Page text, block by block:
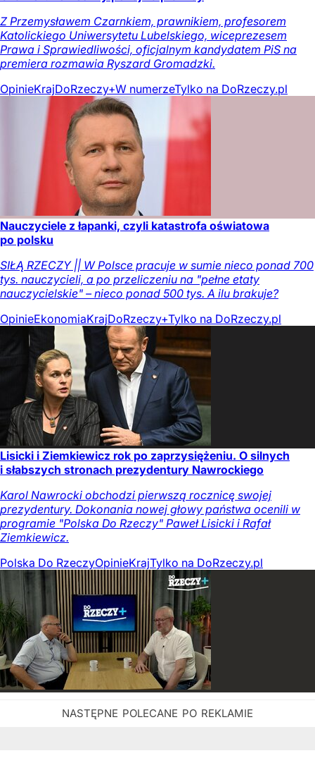
Z Przemysławem Czarnkiem, prawnikiem, profesorem
Katolickiego Uniwersytetu Lubelskiego, wiceprezesem
Prawa i Sprawiedliwości, oficjalnym kandydatem PiS na
premiera rozmawia Ryszard Gromadzki.
OpinieKrajDoRzeczy+W numerzeTylko na DoRzeczy.pl
Nauczyciele z łapanki, czyli katastrofa oświatowa
po polsku
SIŁĄ RZECZY || W Polsce pracuje w sumie nieco ponad 700
tys. nauczycieli, a po przeliczeniu na "pełne etaty
nauczycielskie" – nieco ponad 500 tys. A ilu brakuje?
OpinieEkonomiaKrajDoRzeczy+Tylko na DoRzeczy.pl
Lisicki i Ziemkiewicz rok po zaprzysiężeniu. O silnych
i słabszych stronach prezydentury Nawrockiego
Karol Nawrocki obchodzi pierwszą rocznicę swojej
prezydentury. Dokonania nowej głowy państwa ocenili w
programie "Polska Do Rzeczy" Paweł Lisicki i Rafał
Ziemkiewicz.
Polska Do RzeczyOpinieKrajTylko na DoRzeczy.pl